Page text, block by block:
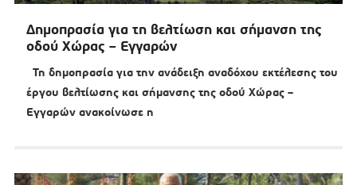
Δημοπρασία για τη βελτίωση και σήμανση της
οδού Χώρας – Εγγαρών
Τη δημοπρασία για την ανάδειξη αναδόχου εκτέλεσης του
έργου βελτίωσης και σήμανσης της οδού Χώρας –
Εγγαρών ανακοίνωσε η